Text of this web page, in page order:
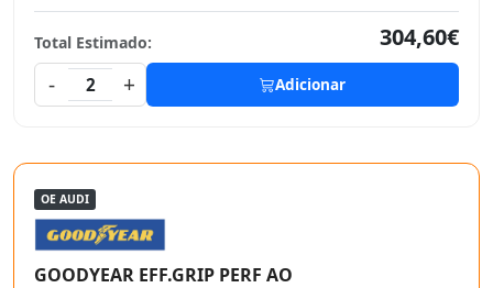
Total Estimado:
304,60€
-
2 + Adicionar
OE AUDI
GOODYEAR EFF.GRIP PERF AO